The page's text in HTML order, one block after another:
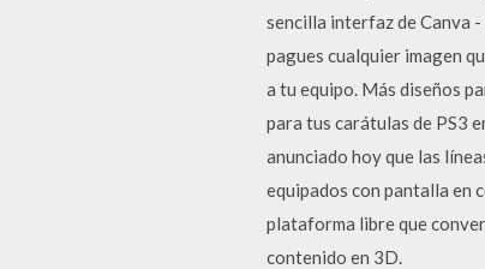
sencilla interfaz de Canva
pagues cualquier imagen
a tu equipo. Más diseños
para tus carátulas de PS3
anunciado hoy que las
equipados con pantalla en
plataforma libre que
contenido en 3D.